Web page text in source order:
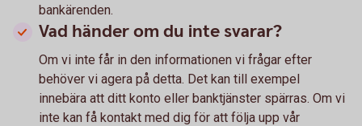
bankärenden.
Vad händer om du inte svarar?
Om vi inte får in den informationen vi frågar efter
behöver vi agera på detta. Det kan till exempel
innebära att ditt konto eller banktjänster spärras. Om vi
inte kan få kontakt med dig för att följa upp vår